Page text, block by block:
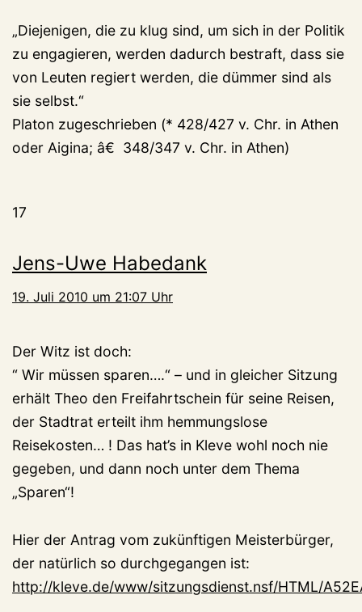
„Diejenigen, die zu klug sind, um sich in der Politik
zu engagieren, werden dadurch bestraft, dass sie
von Leuten regiert werden, die dümmer sind als
sie selbst.“
Platon zugeschrieben (* 428/427 v. Chr. in Athen
oder Aigina; â€ 348/347 v. Chr. in Athen)
17
Jens-Uwe Habedank
19. Juli 2010 um 21:07 Uhr
Der Witz ist doch:
“ Wir müssen sparen….“ – und in gleicher Sitzung
erhält Theo den Freifahrtschein für seine Reisen,
der Stadtrat erteilt ihm hemmungslose
Reisekosten… ! Das hat’s in Kleve wohl noch nie
gegeben, und dann noch unter dem Thema
„Sparen“!
Hier der Antrag vom zukünftigen Meisterbürger,
der natürlich so durchgegangen ist:
http://kleve.de/www/sitzungsdienst.nsf/HTML/